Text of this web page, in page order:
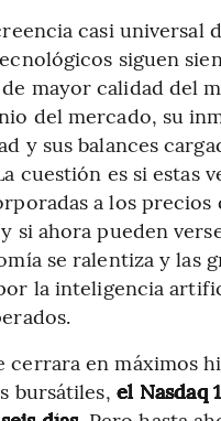
casi universal
siguen
mayor calidad del
del mercado, su
y sus balances
cuestión es si estas
a los precios
si ahora pueden
se ralentiza y las
la inteligencia
cerrara en máximos
bursátiles, el Nasdaq